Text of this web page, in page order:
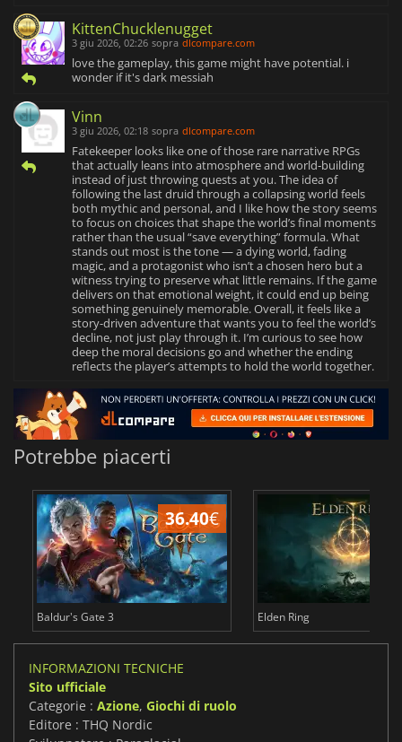
KittenChucklenugget
3 giu 2026, 02:26 sopra dlcompare.com
love the gameplay, this game might have potential. i
wonder if it's dark messiah
Vinn
3 giu 2026, 02:18 sopra dlcompare.com
Fatekeeper looks like one of those rare narrative RPGs
that actually leans into atmosphere and world‑building
instead of just throwing quests at you. The idea of
following the last druid through a collapsing world feels
both mythic and personal, and I like how the story seems
to focus on choices that shape the world’s final moments
rather than the usual “save everything” formula. What
stands out most is the tone — a dying world, fading
magic, and a protagonist who isn’t a chosen hero but a
witness trying to preserve what little remains. If the game
delivers on that emotional weight, it could end up being
something genuinely memorable. Overall, it feels like a
story-driven adventure that wants you to feel the world’s
decline, not just play through it. I’m curious to see how
deep the moral decisions go and whether the ending
reflects the player’s attempts to hold the world together.
Potrebbe piacerti
36.40€
Baldur's Gate 3 Elden Ring
INFORMAZIONI TECNICHE
Sito ufficiale
Categorie : Azione, Giochi di ruolo
Editore : THQ Nordic